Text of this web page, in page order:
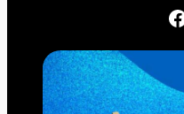
Facebook